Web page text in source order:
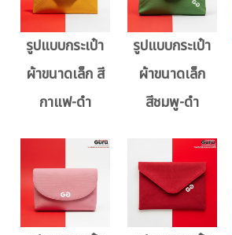
รูปแบบกระเป๋า
ผ้าขนาดเล็ก สี
กาแฟ-ดำ
รูปแบบกระเป๋า
ผ้าขนาดเล็ก
สีชมพู-ดำ